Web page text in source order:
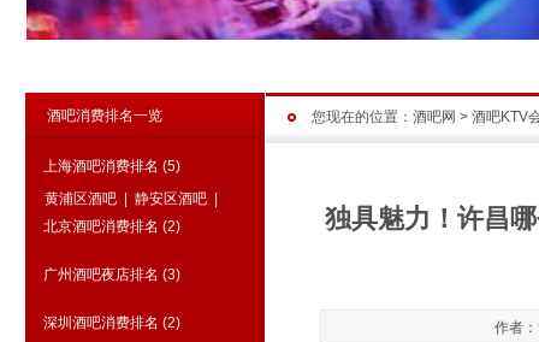
您现在的位置： 酒吧网 > 酒吧KTV
酒吧消费排名一览
上海酒吧消费排名 (5)
黄浦区酒吧
静安区酒吧
北京酒吧消费排名 (2)
广州酒吧夜店排名 (3)
深圳酒吧消费排名 (2)
独具魅力！许昌
作者